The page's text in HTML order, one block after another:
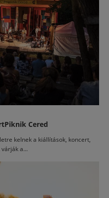
Cered
kelnek a kiállítások, koncert,
a...